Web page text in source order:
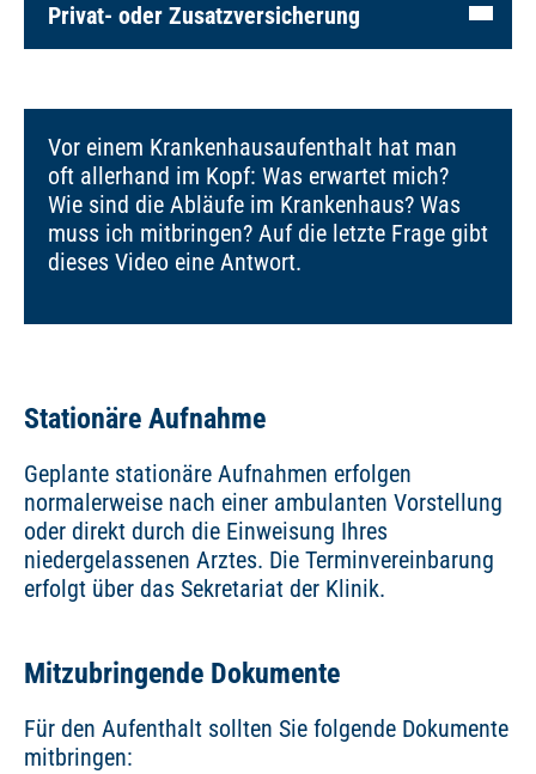
Privat- oder Zusatzversicherung
Vor einem Krankenhausaufenthalt hat man
oft allerhand im Kopf: Was erwartet mich?
Wie sind die Abläufe im Krankenhaus? Was
muss ich mitbringen? Auf die letzte Frage gibt
dieses Video eine Antwort.
Stationäre Aufnahme
Geplante stationäre Aufnahmen erfolgen
normalerweise nach einer ambulanten Vorstellung
oder direkt durch die Einweisung Ihres
niedergelassenen Arztes. Die Terminvereinbarung
erfolgt über das Sekretariat der Klinik.
Mitzubringende Dokumente
Für den Aufenthalt sollten Sie folgende Dokumente
mitbringen: